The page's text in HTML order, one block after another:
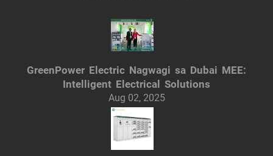
GreenPower Electric Nagwagi sa Dubai MEE:
Intelligent Electrical Solutions
Aug 02, 2025